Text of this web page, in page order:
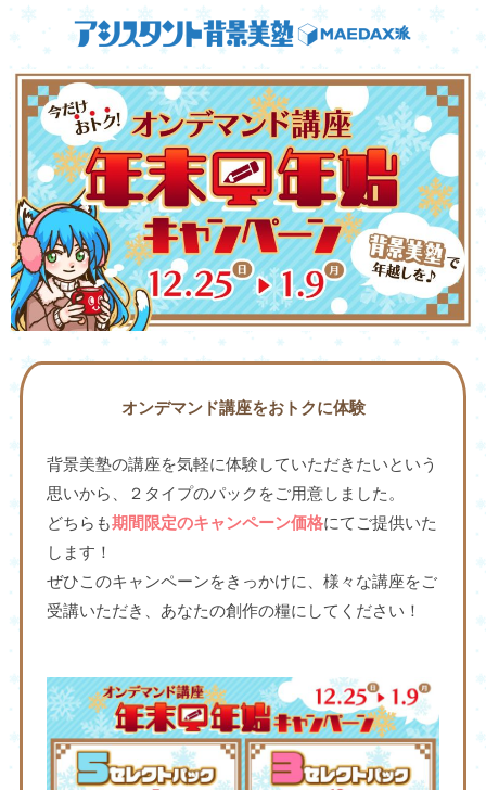
オンデマンド講座をおトクに体験
背景美塾の講座を気軽に体験していただきたいという
思いから、２タイプのパックをご用意しました。
どちらも期間限定のキャンペーン価格にてご提供いた
します！
ぜひこのキャンペーンをきっかけに、様々な講座をご
受講いただき、あなたの創作の糧にしてください！